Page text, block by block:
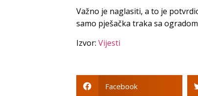
Važno je naglasiti, a to je
samo pješačka traka sa
Izvor: Vijesti
Facebook